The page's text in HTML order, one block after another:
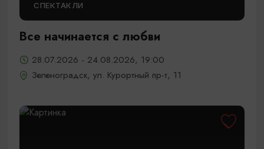
СПЕКТАКЛИ
Все начинается с любви
28.07.2026 - 24.08.2026, 19:00
Зеленоградск, ул. Курортный пр-т, 11